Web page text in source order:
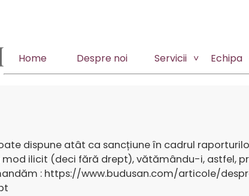
Home Despre noi Servicii Echipa
dispune atât ca sancțiune în cadrul
ilicit (deci fără drept), vătămându-i, astfel,
: https://www.budusan.com/articole/